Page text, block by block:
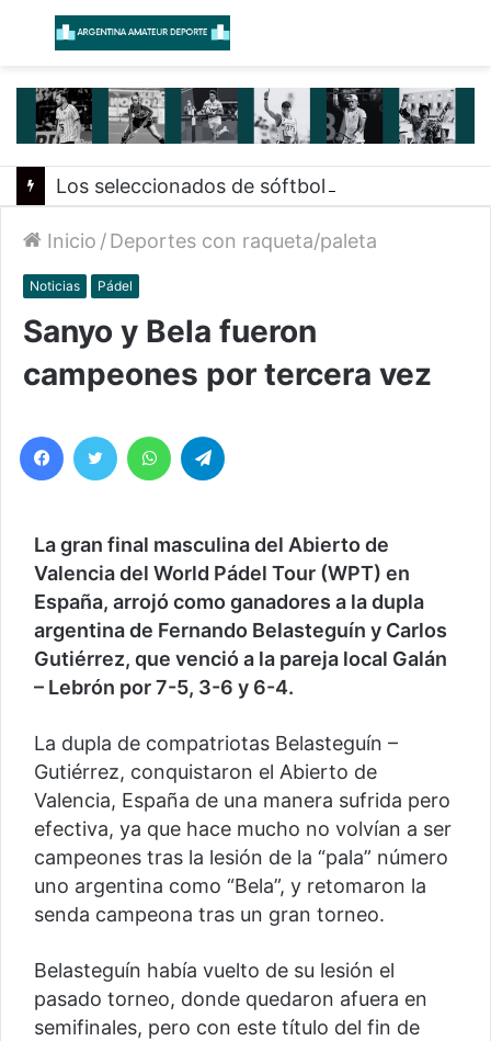
Menú
Inicio /Deportes con raqueta/paleta
Noticias Pádel
Sanyo y Bela fueron
campeones por tercera vez
Facebook
Twitter WhatsApp
La gran final masculina del Abierto de
Valencia del World Pádel Tour (WPT) en
España, arrojó como ganadores a la dupla
argentina de Fernando Belasteguín y Carlos
Gutiérrez, que venció a la pareja local Galán
– Lebrón por 7-5, 3-6 y 6-4.
La dupla de compatriotas Belasteguín –
Gutiérrez, conquistaron el Abierto de
Valencia, España de una manera sufrida pero
efectiva, ya que hace mucho no volvían a ser
campeones tras la lesión de la “pala” número
uno argentina como “Bela”, y retomaron la
senda campeona tras un gran torneo.
Belasteguín había vuelto de su lesión el
pasado torneo, donde quedaron afuera en
semifinales, pero con este título del fin de